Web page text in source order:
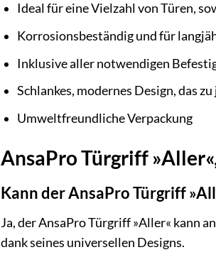
Ideal für eine Vielzahl von Türen,
Korrosionsbeständig und für
Inklusive aller notwendigen
Schlankes, modernes Design, das
Umweltfreundliche Verpackung
AnsaPro Türgriff
Kann der AnsaPro Türgriff
Ja, der AnsaPro Türgriff »Aller« kann
dank seines universellen Designs.